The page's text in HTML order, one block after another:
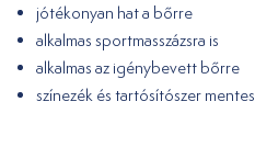
jótékonyan hat a bőrre
alkalmas sportmasszázsra is
alkalmas az igénybevett bőrre
színezék és tartósítószer mentes